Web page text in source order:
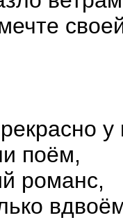
у
поём,
романс,